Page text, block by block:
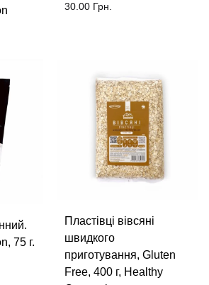
30.00 Грн.
75 г.
Пластівці вівсяні
швидкого
приготування, Gluten
Free, 400 г, Healthy